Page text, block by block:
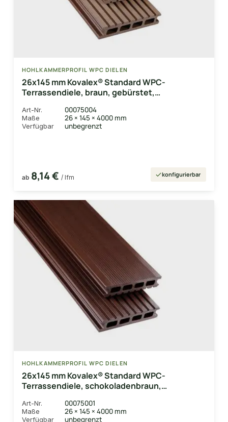
HOHLKAMMERPROFIL WPC DIELEN
26x145 mm Kovalex® Standard WPC-
Terrassendiele, braun, gebürstet,
Profil: grob/fein
Art-Nr. 00075004
Maße 26 × 145 × 4000 mm
Verfügbar unbegrenzt
ab 8,14 € / lfm konfigurierbar
HOHLKAMMERPROFIL WPC DIELEN
26x145 mm Kovalex® Standard WPC-
Terrassendiele, schokoladenbraun,
bis 6,00m, Profil: grob/fein
Art-Nr. 00075001
Maße 26 × 145 × 4000 mm
Verfügbar unbegrenzt